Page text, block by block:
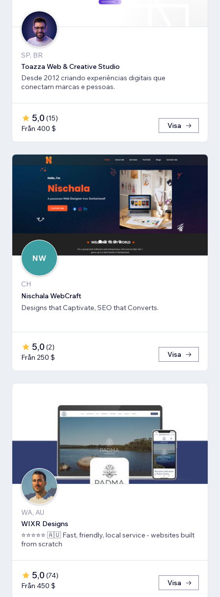
SP, BR
Toazza Web & Creative Studio
Desde 2012 criando experiências digitais que
conectam marcas e pessoas.
5,0 (15)
Från 400 $
Visa
NW
CH
Nischala WebCraft
Designs that Captivate, SEO that Converts.
5,0 (2)
Från 250 $
Visa
WA, AU
WIXR Designs
⭐️⭐️⭐️⭐️⭐️ 🇦🇺 Fast, friendly, local service - websites built
from scratch
5,0 (74)
Från 450 $
Visa